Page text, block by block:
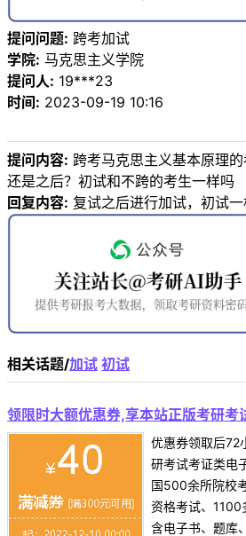
提问问题: 跨考加试
学院: 马克思主义学院
提问人: 19***23
时间: 2023-09-19 10:16
提问内容: 跨考马克思主义基本原理
还是之后？初试和不跨的考生一样吗
回复内容: 复试之后进行加试，初试
相关话题/加试 初试
领限时大额优惠券,享本站正版考研考
优惠券领取后72
研考试考证类电
国500余所院校
资格考试、1100
含电子书、题库